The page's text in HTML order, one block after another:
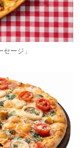
ージ」